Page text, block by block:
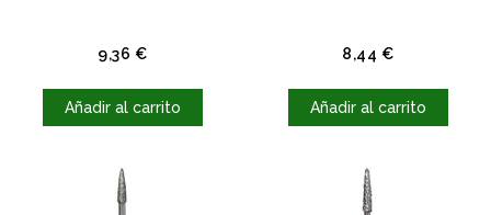
9,36 €Precio
Añadir al carrito
8,44 €Precio
Añadir al carrito